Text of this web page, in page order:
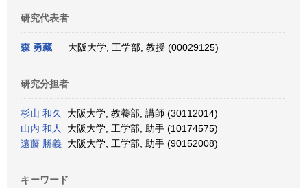
研究代表者
森 勇藏 大阪大学, 工学部, 教授 (00029125)
研究分担者
杉山 和久
大阪大学, 教養部, 講師 (30112014)
山内 和人
大阪大学, 工学部, 助手 (10174575)
遠藤 勝義 大阪大学, 工学部, 助手 (90152008)
キーワード